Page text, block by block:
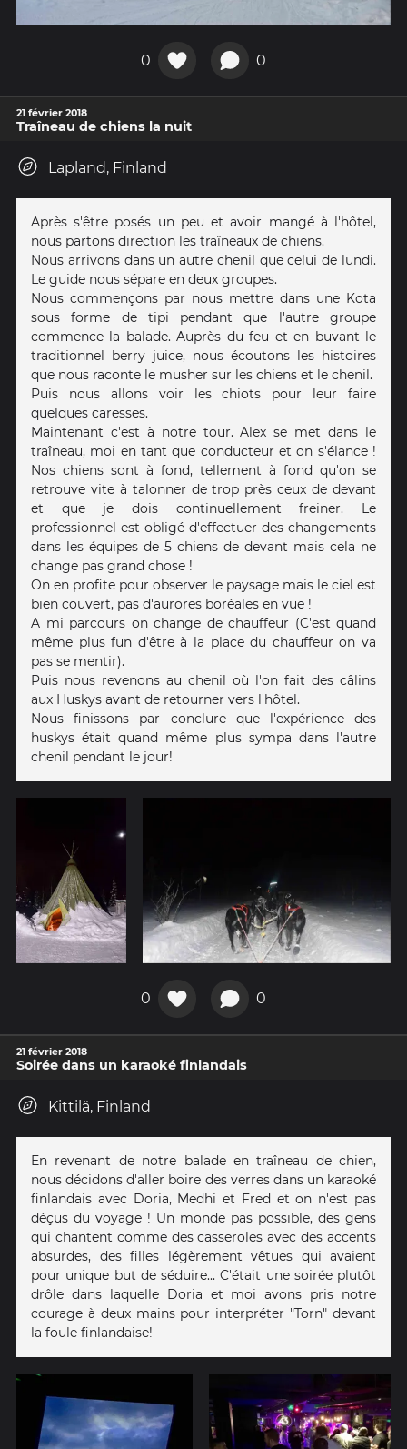
0 0
21 février 2018
Traîneau de chiens la nuit
Lapland, Finland
Après s'être posés un peu et avoir mangé à l'hôtel,
nous partons direction les traîneaux de chiens.
Nous arrivons dans un autre chenil que celui de lundi.
Le guide nous sépare en deux groupes.
Nous commençons par nous mettre dans une Kota
sous forme de tipi pendant que l'autre groupe
commence la balade. Auprès du feu et en buvant le
traditionnel berry juice, nous écoutons les histoires
que nous raconte le musher sur les chiens et le chenil.
Puis nous allons voir les chiots pour leur faire
quelques caresses.
Maintenant c'est à notre tour. Alex se met dans le
traîneau, moi en tant que conducteur et on s'élance !
Nos chiens sont à fond, tellement à fond qu'on se
retrouve vite à talonner de trop près ceux de devant
et que je dois continuellement freiner. Le
professionnel est obligé d'effectuer des changements
dans les équipes de 5 chiens de devant mais cela ne
change pas grand chose !
On en profite pour observer le paysage mais le ciel est
bien couvert, pas d'aurores boréales en vue !
A mi parcours on change de chauffeur (C'est quand
même plus fun d'être à la place du chauffeur on va
pas se mentir).
Puis nous revenons au chenil où l'on fait des câlins
aux Huskys avant de retourner vers l'hôtel.
Nous finissons par conclure que l'expérience des
huskys était quand même plus sympa dans l'autre
chenil pendant le jour!
0 0
21 février 2018
Soirée dans un karaoké finlandais
Kittilä, Finland
En revenant de notre balade en traîneau de chien,
nous décidons d'aller boire des verres dans un karaoké
finlandais avec Doria, Medhi et Fred et on n'est pas
déçus du voyage ! Un monde pas possible, des gens
qui chantent comme des casseroles avec des accents
absurdes, des filles légèrement vêtues qui avaient
pour unique but de séduire... C'était une soirée plutôt
drôle dans laquelle Doria et moi avons pris notre
courage à deux mains pour interpréter "Torn" devant
la foule finlandaise!